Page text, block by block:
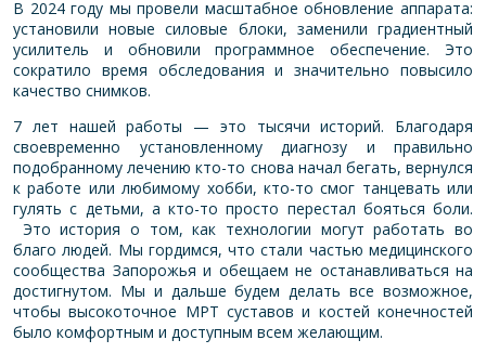
В 2024 году мы провели масштабное обновление аппарата:
установили новые силовые блоки, заменили градиентный
усилитель и обновили программное обеспечение. Это
сократило время обследования и значительно повысило
качество снимков.
7 лет нашей работы — это тысячи историй. Благодаря
своевременно установленному диагнозу и правильно
подобранному лечению кто-то снова начал бегать, вернулся
к работе или любимому хобби, кто-то смог танцевать или
гулять с детьми, а кто-то просто перестал бояться боли.
Это история о том, как технологии могут работать во
благо людей. Мы гордимся, что стали частью медицинского
сообщества Запорожья и обещаем не останавливаться на
достигнутом. Мы и дальше будем делать все возможное,
чтобы высокоточное МРТ суставов и костей конечностей
было комфортным и доступным всем желающим.